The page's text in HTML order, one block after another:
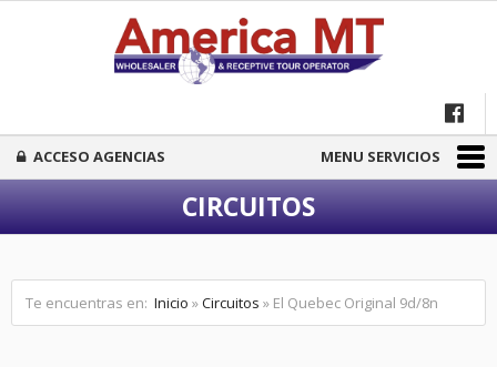
ACCESO AGENCIAS MENU SERVICIOS
CIRCUITOS
Te encuentras en: Inicio »Circuitos » El Quebec Original 9d/8n